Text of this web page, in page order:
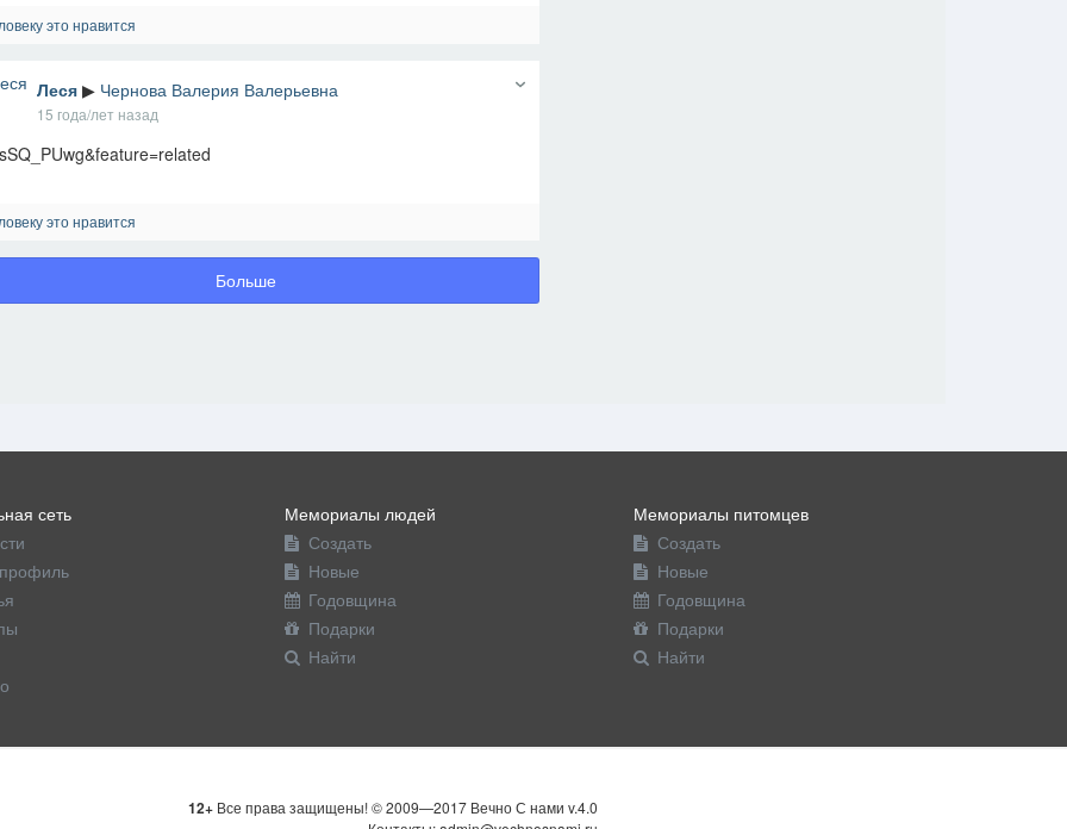
это нравится
Леся ▶ Чернова Валерия Валерьевна
15 года/лет назад
это нравится
Больше
сеть
Мемориалы людей
Создать
Новые
Годовщина
Подарки
Найти
Мемориалы питомцев
Создать
Новые
Годовщина
Подарки
Найти
12+Все права защищены! © 2009—2017 Вечно С нами v.4.0